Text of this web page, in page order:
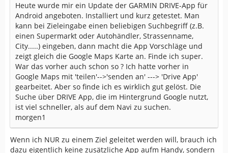
Heute wurde mir ein Update der GARMIN DRIVE-App für
Android angeboten. Installiert und kurz getestet. Man
kann bei Zieleingabe einen beliebigen Suchbegriff (z.B.
einen Supermarkt oder Autohändler, Strassenname,
City.....) eingeben, dann macht die App Vorschläge und
zeigt gleich die Google Maps Karte an. Finde ich super.
War das vorher auch schon so ? Ich hatte vorher in
Google Maps mit 'teilen'-->'senden an' ---> 'Drive App'
gearbeitet. Aber so finde ich es wirklich gut gelöst. Die
Suche über DRIVE App, die im Hintergrund Google nutzt,
ist viel schneller, als auf dem Navi zu suchen.
morgen1
Wenn ich NUR zu einem Ziel geleitet werden will, brauch ich
dazu eigentlich keine zusätzliche App aufm Handy, sondern